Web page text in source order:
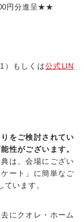
円分進呈★★
）もしくは公式LIN
をご検討されてい
性がございます。
は、会場にござい
ート」に簡単なご
います。
にクオレ・ホーム